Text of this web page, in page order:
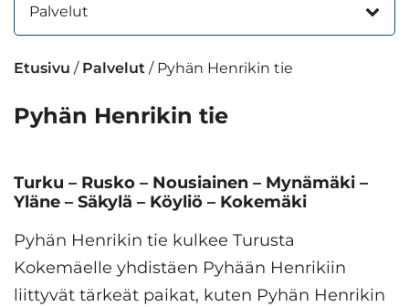
Palvelut
Etusivu / Palvelut / Pyhän Henrikin tie
Pyhän Henrikin tie
Turku – Rusko – Nousiainen – Mynämäki –
Yläne – Säkylä – Köyliö – Kokemäki
Pyhän Henrikin tie kulkee Turusta
Kokemäelle yhdistäen Pyhään Henrikiin
liittyvät tärkeät paikat, kuten Pyhän Henrikin